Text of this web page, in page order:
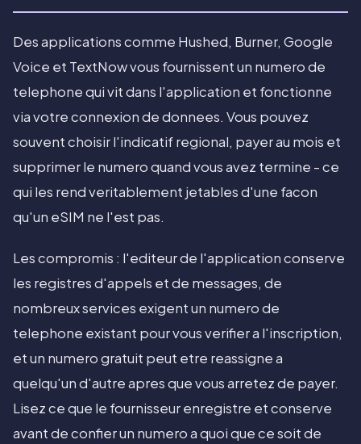
Des applications comme Hushed, Burner, Google
Voice et TextNow vous fournissent un numero de
telephone qui vit dans l'application et fonctionne
via votre connexion de donnees. Vous pouvez
souvent choisir l'indicatif regional, payer au mois et
supprimer le numero quand vous avez termine - ce
qui les rend veritablement jetables d'une facon
qu'un eSIM ne l'est pas.
Les compromis : l'editeur de l'application conserve
les registres d'appels et de messages, de
nombreux services exigent un numero de
telephone existant pour vous verifier a l'inscription,
et un numero gratuit peut etre reassigne a
quelqu'un d'autre apres que vous arretez de payer.
Lisez ce que le fournisseur enregistre et conserve
avant de confier un numero a quoi que ce soit de